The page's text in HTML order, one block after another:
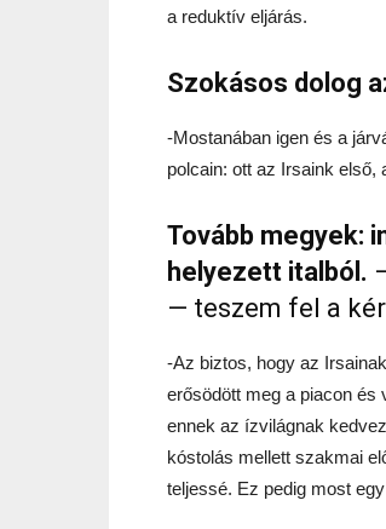
a reduktív eljárás.
Szokásos dolog
-Mostanában igen és a
polcain: ott az Irsaink első,
Tovább megyek:
helyezett italból.
— teszem fel a
-Az biztos, hogy az
erősödött meg a piacon
ennek az ízvilágnak
kóstolás mellett szakmai
teljessé. Ez pedig most